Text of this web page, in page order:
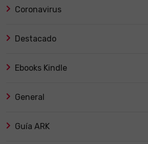
Coronavirus
Destacado
Ebooks Kindle
General
Guía ARK